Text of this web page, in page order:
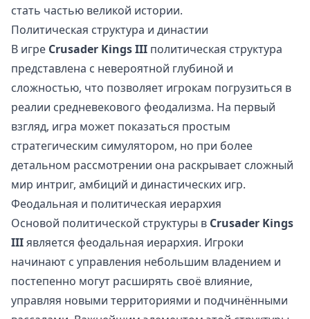
стать частью великой истории.
Политическая структура и династии
В игре Crusader Kings III политическая структура
представлена с невероятной глубиной и
сложностью, что позволяет игрокам погрузиться в
реалии средневекового феодализма. На первый
взгляд, игра может показаться простым
стратегическим симулятором, но при более
детальном рассмотрении она раскрывает сложный
мир интриг, амбиций и династических игр.
Феодальная и политическая иерархия
Основой политической структуры в Crusader Kings
IIIявляется феодальная иерархия. Игроки
начинают с управления небольшим владением и
постепенно могут расширять своё влияние,
управляя новыми территориями и подчинёнными